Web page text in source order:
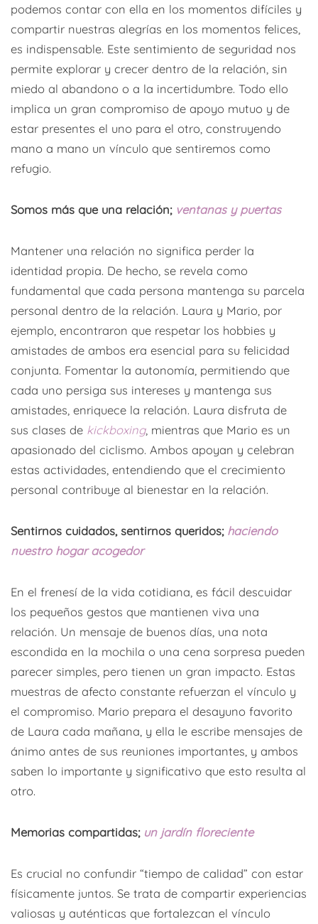
podemos contar con ella en los momentos difíciles y
compartir nuestras alegrías en los momentos felices,
es indispensable. Este sentimiento de seguridad nos
permite explorar y crecer dentro de la relación, sin
miedo al abandono o a la incertidumbre. Todo ello
implica un gran compromiso de apoyo mutuo y de
estar presentes el uno para el otro, construyendo
mano a mano un vínculo que sentiremos como
refugio.
Somos más que una relación; ventanas y puertas
Mantener una relación no significa perder la
identidad propia. De hecho, se revela como
fundamental que cada persona mantenga su parcela
personal dentro de la relación. Laura y Mario, por
ejemplo, encontraron que respetar los hobbies y
amistades de ambos era esencial para su felicidad
conjunta. Fomentar la autonomía, permitiendo que
cada uno persiga sus intereses y mantenga sus
amistades, enriquece la relación. Laura disfruta de
sus clases de kickboxing, mientras que Mario es un
apasionado del ciclismo. Ambos apoyan y celebran
estas actividades, entendiendo que el crecimiento
personal contribuye al bienestar en la relación.
Sentirnos cuidados, sentirnos queridos; haciendo
nuestro hogar acogedor
En el frenesí de la vida cotidiana, es fácil descuidar
los pequeños gestos que mantienen viva una
relación. Un mensaje de buenos días, una nota
escondida en la mochila o una cena sorpresa pueden
parecer simples, pero tienen un gran impacto. Estas
muestras de afecto constante refuerzan el vínculo y
el compromiso. Mario prepara el desayuno favorito
de Laura cada mañana, y ella le escribe mensajes de
ánimo antes de sus reuniones importantes, y ambos
saben lo importante y significativo que esto resulta al
otro.
Memorias compartidas; un jardín floreciente
Es crucial no confundir “tiempo de calidad” con estar
físicamente juntos. Se trata de compartir experiencias
valiosas y auténticas que fortalezcan el vínculo